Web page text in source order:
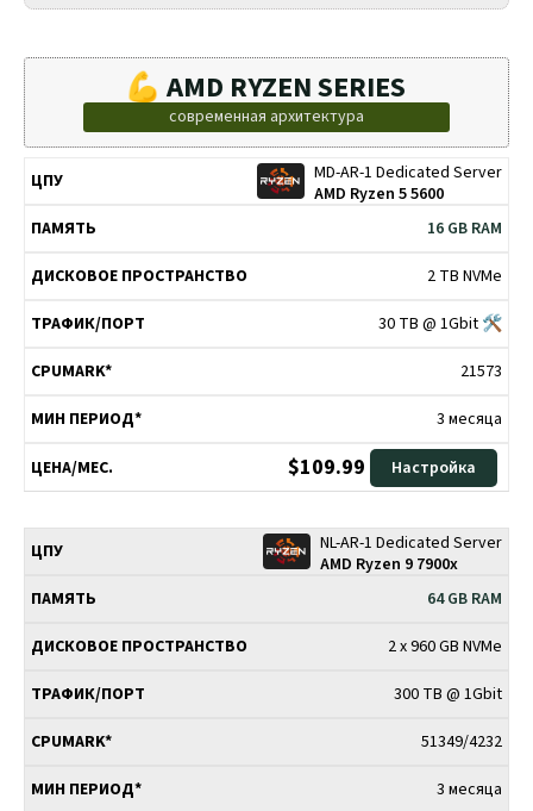
💪 AMD RYZEN SERIES
современная архитектура
ЦПУ
ПРОСТРАНСТВО
ТРАФИК/
ПОРТ
CPUMARK*
МИН
MD-AR-1 Dedicated Server
AMD Ryzen 5 5600
16 GB RAM
2 TB NVMe
30 TB @ 1Gbit 🛠
21573
3 месяца
$109.99 Настройка
NL-AR-1 Dedicated Server
AMD Ryzen 9 7900x
64 GB RAM
2 x 960 GB NVMe
300 TB @ 1Gbit
51349/4232
3 месяца